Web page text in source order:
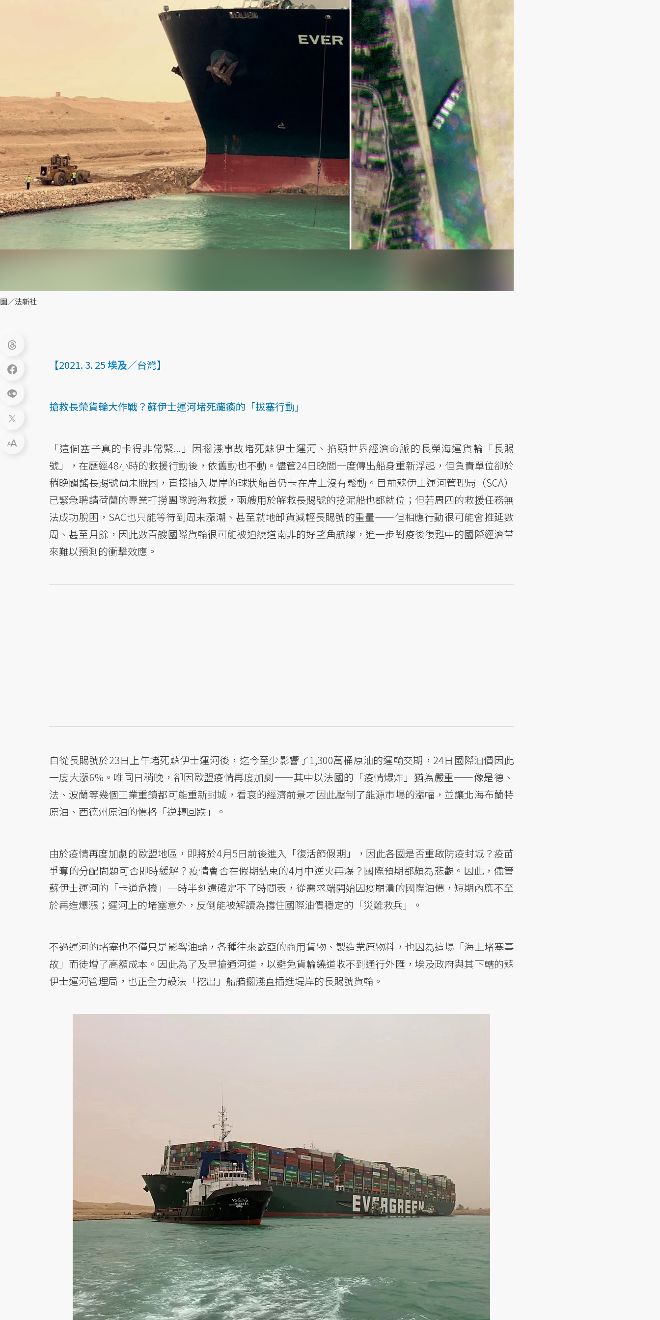
圖／法新社
【2021. 3. 25埃及／台灣】
搶救長榮貨輪大作戰？蘇伊士運河堵死癱瘓的「拔塞行動」
「這個塞子真的卡得非常緊...」因擱淺事故堵死蘇伊士運河、掐頸世界經濟命脈的長榮海運貨輪「長賜
號」，在歷經48小時的救援行動後，依舊動也不動。儘管24日晚間一度傳出船身重新浮起，但負責單位卻於
稍晚闢謠長賜號尚未脫困，直接插入堤岸的球狀船首仍卡在岸上沒有鬆動。目前蘇伊士運河管理局（SCA）
已緊急聘請荷蘭的專業打撈團隊跨海救援，兩艘用於解救長賜號的挖泥船也都就位；但若周四的救援任務無
法成功脫困，SAC也只能等待到周末漲潮、甚至就地卸貨減輕長賜號的重量——但相應行動很可能會推延數
周、甚至月餘，因此數百艘國際貨輪很可能被迫繞道南非的好望角航線，進一步對疫後復甦中的國際經濟帶
來難以預測的衝擊效應。
自從長賜號於23日上午堵死蘇伊士運河後，迄今至少影響了1,300萬桶原油的運輸交期，24日國際油價因此
一度大漲6%。唯同日稍晚，卻因歐盟疫情再度加劇——其中以法國的「疫情爆炸」猶為嚴重——像是德、
法、波蘭等幾個工業重鎮都可能重新封城，看衰的經濟前景才因此壓制了能源市場的漲幅，並讓北海布蘭特
原油、西德州原油的價格「逆轉回跌」。
由於疫情再度加劇的歐盟地區，即將於4月5日前後進入「復活節假期」，因此各國是否重啟防疫封城？疫苗
爭奪的分配問題可否即時緩解？疫情會否在假期結束的4月中逆火再爆？國際預期都頗為悲觀。因此，儘管
蘇伊士運河的「卡道危機」一時半刻還確定不了時間表，從需求端開始因疫崩潰的國際油價，短期內應不至
於再造爆漲；運河上的堵塞意外，反倒能被解讀為撐住國際油價穩定的「災難救兵」。
不過運河的堵塞也不僅只是影響油輪，各種往來歐亞的商用貨物、製造業原物料，也因為這場「海上堵塞事
故」而徒增了高額成本。因此為了及早搶通河道，以避免貨輪繞道收不到通行外匯，埃及政府與其下轄的蘇
伊士運河管理局，也正全力設法「挖出」船艏擱淺直插進堤岸的長賜號貨輪。